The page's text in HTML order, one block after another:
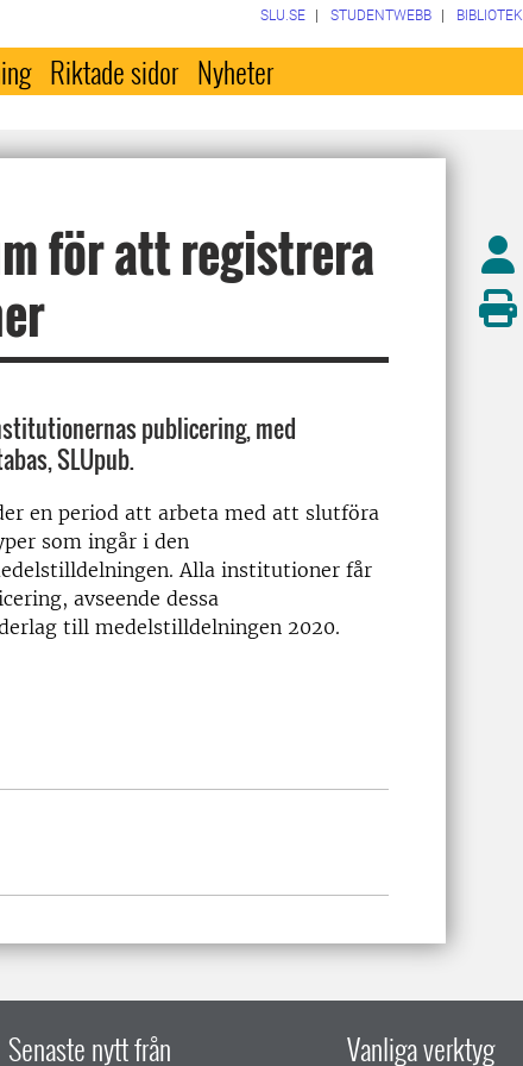
SLU.SE STUDENTWEBB BIBLIOTEK
Riktade sidor Nyheter
för att registrera
publicering, med
SLUpub.
en period att arbeta med att slutföra
som ingår i den
Alla institutioner får
avseende dessa
till medelstilldelningen 2020.
Senaste nytt från Vanliga verktyg